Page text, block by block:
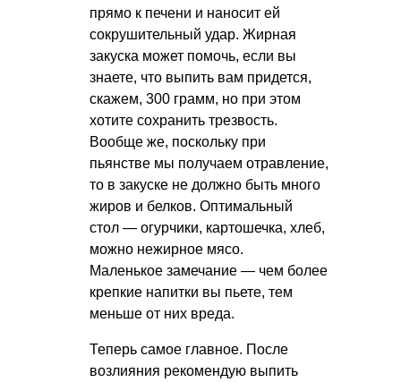
прямо к печени и наносит ей
сокрушительный удар. Жирная
закуска может помочь, если вы
знаете, что выпить вам придется,
скажем, 300 грамм, но при этом
хотите сохранить трезвость.
Вообще же, поскольку при
пьянстве мы получаем отравление,
то в закуске не должно быть много
жиров и белков. Оптимальный
стол — огурчики, картошечка, хлеб,
можно нежирное мясо.
Маленькое замечание — чем более
крепкие напитки вы пьете, тем
меньше от них вреда.
Теперь самое главное. После
возлияния рекомендую выпить